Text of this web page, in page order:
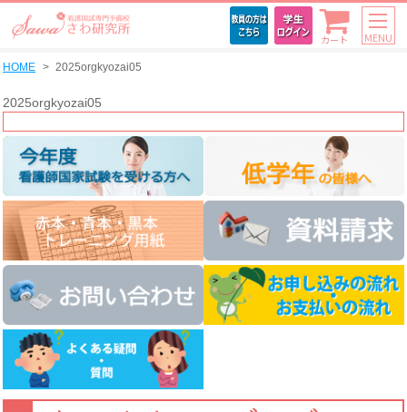
カート MENU
HOME 2025orgkyozai05
2025orgkyozai05